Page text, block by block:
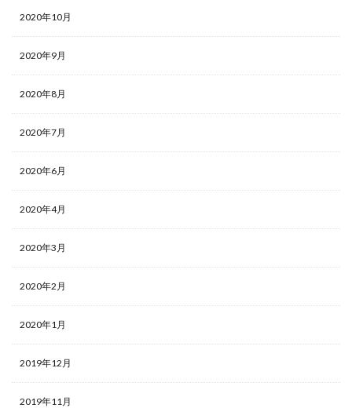
2020年10月
2020年9月
2020年8月
2020年7月
2020年6月
2020年4月
2020年3月
2020年2月
2020年1月
2019年12月
2019年11月